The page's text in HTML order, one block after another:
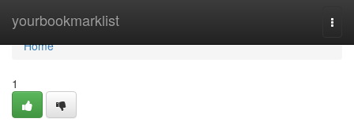
yourbookmarklist
Home
Home
1